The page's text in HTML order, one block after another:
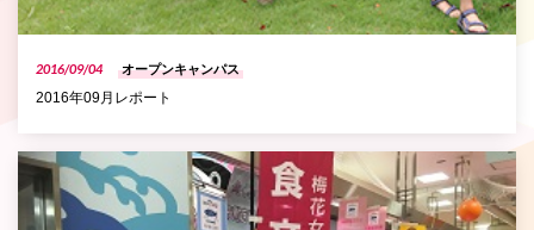
2016/09/04 オープンキャンパス
2016年09月レポート